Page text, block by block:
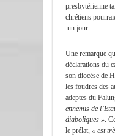
presbytérienne
chrétiens
un jour.
Une remarque
déclarations du
son diocèse de
les foudres des
adeptes du
ennemis de
diaboliques ».
le prélat, « est